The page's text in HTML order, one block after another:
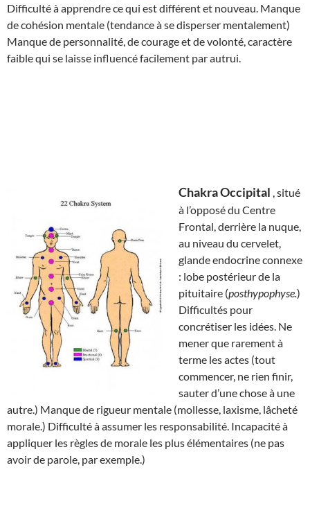
Difficulté à apprendre ce qui est différent et nouveau. Manque
de cohésion mentale (tendance à se disperser mentalement)
Manque de personnalité, de courage et de volonté, caractère
faible qui se laisse influencé facilement par autrui.
Chakra Occipital , situé
à l’opposé du Centre
Frontal, derrière la nuque,
au niveau du cervelet,
glande endocrine connexe
: lobe postérieur de la
pituitaire (posthypophyse.)
Difficultés pour
concrétiser les idées. Ne
mener que rarement à
terme les actes (tout
commencer, ne rien finir,
sauter d’une chose à une
autre.) Manque de rigueur mentale (mollesse, laxisme, lâcheté
morale.) Difficulté à assumer les responsabilité. Incapacité à
appliquer les règles de morale les plus élémentaires (ne pas
avoir de parole, par exemple.)